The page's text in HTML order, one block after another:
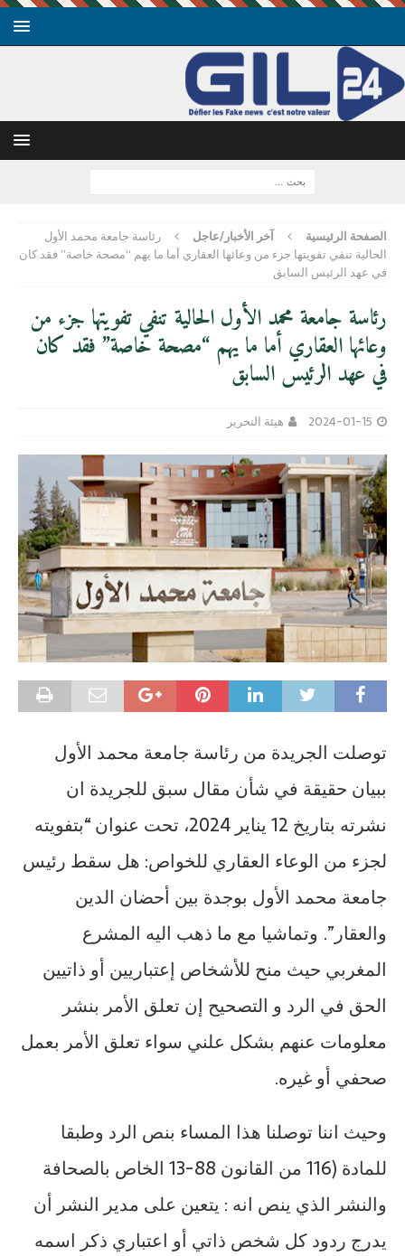
الصفحة الرئيسية آخر الأخبار/عاجل
رئاسة جامعة محمد الأول
الحالية تنفي تفويتها جزء من وعائها العقاري أما ما يهم “مصحة خاصة” فقد كان
في عهد الرئيس السابق
رئاسة جامعة محمد الأول الحالية تنفي تفويتها جزء من
وعائها العقاري أما ما يهم “مصحة خاصة” فقد كان
في عهد الرئيس السابق
2024-01-15 هيئة التحرير
‎توصلت الجريدة من رئاسة جامعة محمد الأول
ببيان حقيقة في شأن مقال سبق للجريدة ان
نشرته بتاريخ 12 يناير 2024، تحت عنوان “بتفويته
لجزء من الوعاء العقاري للخواص: هل سقط رئيس
جامعة محمد الأول بوجدة بين أحضان الدين
والعقار”. وتماشيا مع ما ذهب اليه المشرع
المغربي حيث منح للأشخاص إعتباريين أو ذاتيين
الحق في الرد و التصحيح إن تعلق الأمر بنشر
معلومات عنهم بشكل علني سواء تعلق الأمر بعمل
صحفي أو غيره.
وحيث اننا توصلنا هذا المساء بنص الرد وطبقا
للمادة (116 من القانون 88-13 الخاص بالصحافة
والنشر الذي ينص انه : يتعين على مدير النشر أن
يدرج ردود كل شخص ذاتي أو اعتباري ذكر اسمه